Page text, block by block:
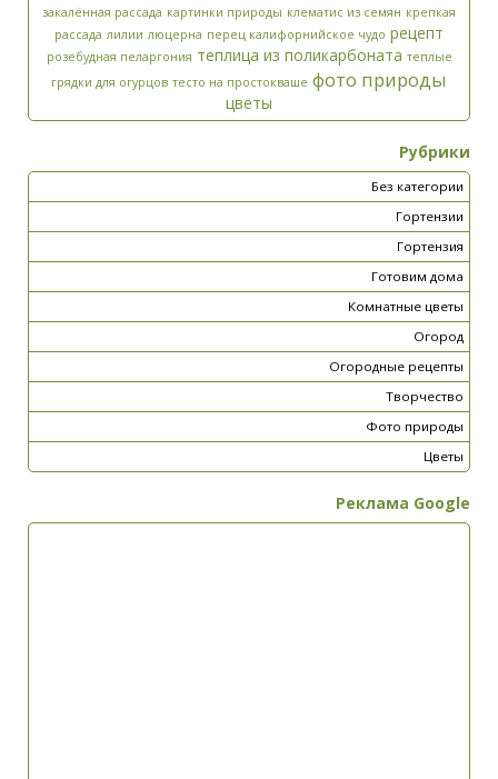
закалённая рассада картинки природы клематис из семян крепкая
рассада лилии люцерна перец калифорнийское чудо рецепт
розебудная пеларгония теплица из поликарбоната теплые
грядки для огурцов тесто на простокваше фото природы
цветы
Рубрики
Без категории
Гортензии
Гортензия
Готовим дома
Комнатные цветы
Огород
Огородные рецепты
Творчество
Фото природы
Цветы
Реклама Google